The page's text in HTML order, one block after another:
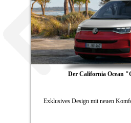
Der California Ocean
Exklusives Design mit neuen